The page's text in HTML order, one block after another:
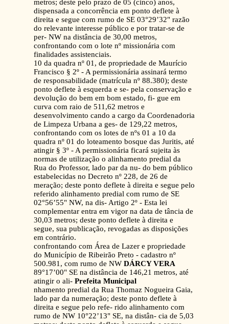
metros; deste pelo prazo de 05 (cinco) anos,
dispensada a concorrência em ponto deflete à
direita e segue com rumo de SE 03°29’32" razão
do relevante interesse público e por tratar-se de
per- NW na distância de 30,00 metros,
confrontando com o lote nº missionária com
finalidades assistenciais.
10 da quadra nº 01, de propriedade de Maurício
Francisco § 2º - A permissionária assinará termo
de responsabilidade (matrícula nº 88.380); deste
ponto deflete à esquerda e se- pela conservação e
devolução do bem em bom estado, fi- gue em
curva com raio de 511,62 metros e
desenvolvimento cando a cargo da Coordenadoria
de Limpeza Urbana a ges- de 129,22 metros,
confrontando com os lotes de nºs 01 a 10 da
quadra nº 01 do loteamento bosque das Juritis, até
atingir § 3º - A permissionária ficará sujeita às
normas de utilização o alinhamento predial da
Rua do Professor, lado par da nu- do bem público
estabelecidas no Decreto nº 228, de 26 de
meração; deste ponto deflete à direita e segue pelo
referido alinhamento predial com rumo de SE
02°56’55" NW, na dis- Artigo 2º - Esta lei
complementar entra em vigor na data de tância de
30,03 metros; deste ponto deflete à direita e
segue, sua publicação, revogadas as disposições
em contrário.
confrontando com Área de Lazer e propriedade
do Município de Ribeirão Preto - cadastro nº
500.981, com rumo de NW DÁRCY VERA
89°17’00" SE na distância de 146,21 metros, até
atingir o ali- Prefeita Municipal
nhamento predial da Rua Thomaz Nogueira Gaia,
lado par da numeração; deste ponto deflete à
direita e segue pelo refe- rido alinhamento com
rumo de NW 10°22’13" SE, na distân- cia de 5,03